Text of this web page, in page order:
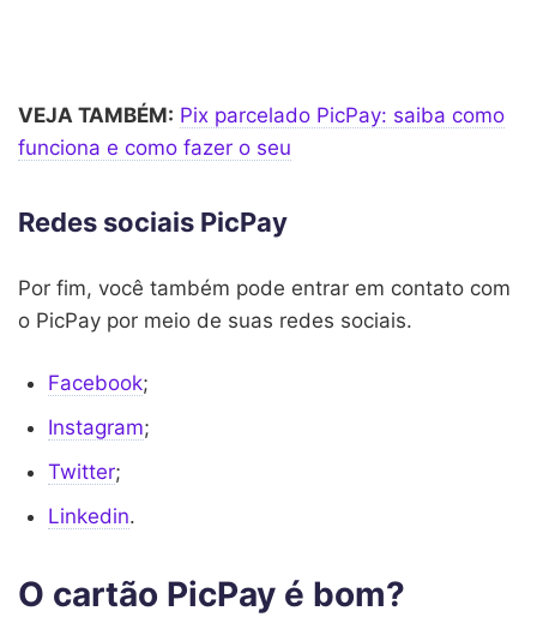
VEJA TAMBÉM: Pix parcelado PicPay: saiba como
funciona e como fazer o seu
Redes sociais PicPay
Por fim, você também pode entrar em contato com
o PicPay por meio de suas redes sociais.
Facebook;
Instagram;
Twitter;
Linkedin.
O cartão PicPay é bom?